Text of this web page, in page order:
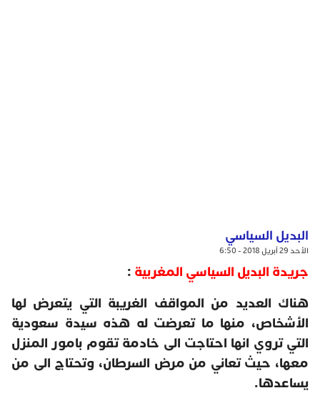
البديل السياسي
الأحد 29 أبريل 2018 - 6:50
جريدة البديل السياسي المغربية :
هناك العديد من المواقف الغريبة التي يتعرض لها
الأشخاص، منها ما تعرضت له هذه سيدة سعودية
التي تروي انها احتاجت الى خادمة تقوم بامور المنزل
معها، حيث تعاني من مرض السرطان، وتحتاج الى من
يساعدها.